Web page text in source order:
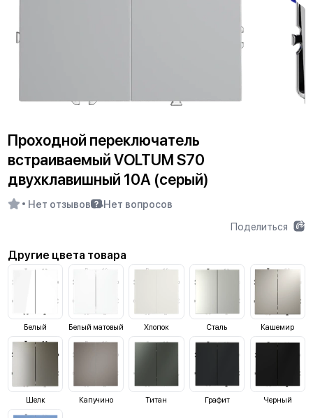
Проходной переключатель
встраиваемый VOLTUM S70
двухклавишный 10А (серый)
Нет отзывов
Нет вопросов
Поделиться
Другие цвета товара
Белый Белый матовый Хлопок Сталь Кашемир
Шелк Капучино Титан Графит Черный